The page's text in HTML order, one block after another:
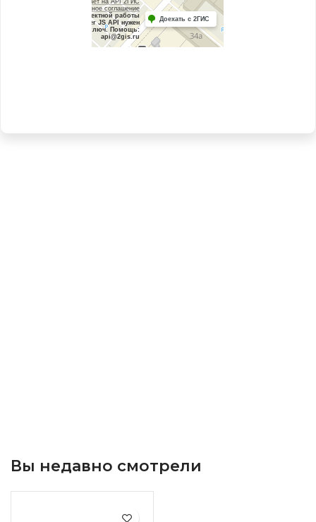
Вы недавно смотрели